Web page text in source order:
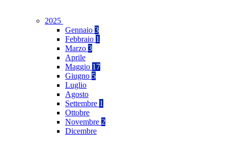
2025
Gennaio 3
Febbraio 1
Marzo 3
Aprile
Maggio 17
Giugno 5
Luglio
Agosto
Settembre 1
Ottobre
Novembre 2
Dicembre